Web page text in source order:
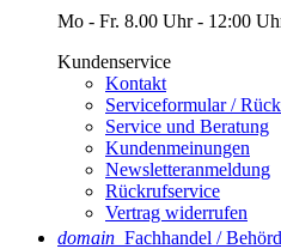
Mo - Fr. 8.00 Uhr - 12:00
Kundenservice
Kontakt
Serviceformular /
Service und Beratung
Kundenmeinungen
Newsletteranmeldung
Rückrufservice
Vertrag widerrufen
domain Fachhandel /